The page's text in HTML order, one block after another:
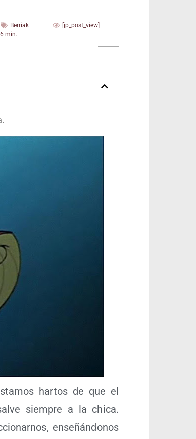
Berriak
[jp_post_view]
min.
har­tos de que el
siem­pre a la chi­ca.
ense­ñán­do­nos